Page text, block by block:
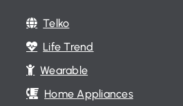
Telko
Life Trend
Wearable
Home Appliances